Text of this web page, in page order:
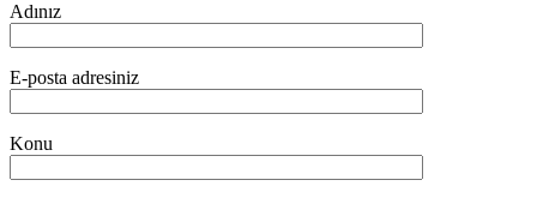
Adınız
E-posta adresiniz
Konu